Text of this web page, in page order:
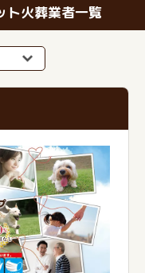
ト火葬業者一覧